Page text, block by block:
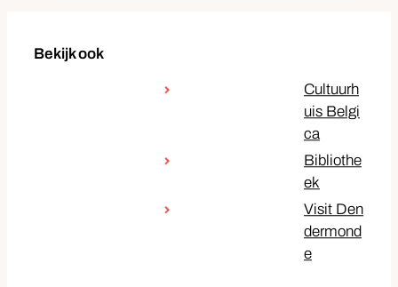
Bekijk ook
Cultuurh
uis Belgi
ca
Bibliothe
ek
Visit Den
dermond
e